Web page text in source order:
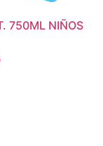
750ML NIÑOS